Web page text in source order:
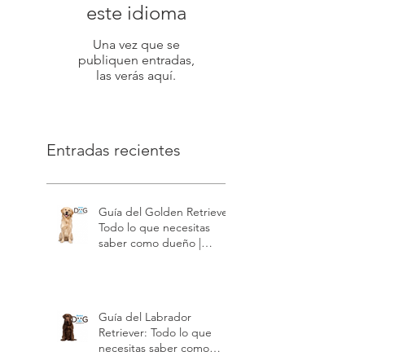
este idioma
Una vez que se
publiquen entradas,
las verás aquí.
Entradas recientes
Guía del Golden Retriever:
Todo lo que necesitas
saber como dueño |
Guía del Labrador
Retriever: Todo lo que
necesitas saber como